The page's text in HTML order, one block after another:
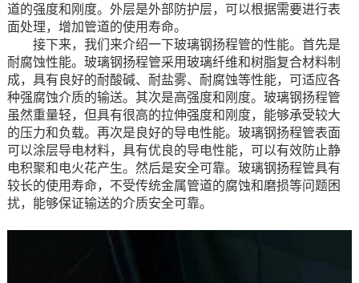
道的强度和刚度。外层是外部防护层，可以根据需要进行表
面处理，增加管道的使用寿命。
接下来，我们来介绍一下玻璃钢扬程管的性能。首先是
耐腐蚀性能。玻璃钢扬程管采用玻璃纤维和树脂复合材料制
成，具有良好的耐酸碱、耐盐雾、耐腐蚀等性能，可适应各
种强腐蚀介质的输送。其次是高强度和刚度。玻璃钢扬程管
虽然重量轻，但具有很高的拉伸强度和刚度，能够承受较大
的压力和负载。再次是良好的导电性能。玻璃钢扬程管表面
可以涂层导电材料，具有优良的导电性能，可以有效防止静
电积聚和电火花产生。然后是安全可靠。玻璃钢扬程管具有
较长的使用寿命，不受传统金属管道的腐蚀和磨损等问题困
扰，能够保证输送的介质安全可靠。